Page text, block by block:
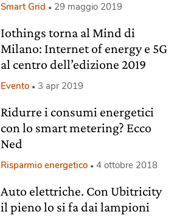
Smart Grid 29 maggio 2019
Iothings torna al Mind di
Milano: Internet of energy e 5G
al centro dell’edizione 2019
Evento 3 apr 2019
Ridurre i consumi energetici
con lo smart metering? Ecco
Ned
Risparmio energetico 4 ottobre 2018
Auto elettriche. Con Ubitricity
il pieno lo si fa dai lampioni